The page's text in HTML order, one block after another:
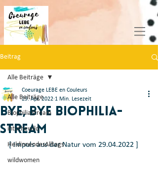
Beitrag
Alle Beiträge
BiophiliaStream
intothewild
HeldinnendesAlltags
wildwomen
Alle Beiträge
Bye, Bye Biophilia-
Stream
Coeurage LEBE en Couleurs
29. Apr. 2022 1 Min. Lesezeit
[ Impuls aus der Natur vom 29.04.2022 ]